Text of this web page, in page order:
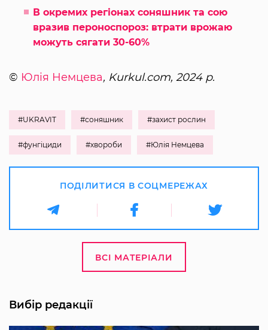
В окремих регіонах соняшник та сою
вразив пероноспороз: втрати врожаю
можуть сягати 30-60%
© Юлія Немцева, Kurkul.com, 2024 р.
#UKRAVIT #соняшник #захист рослин
#фунгіциди #хвороби #Юлія Немцева
ПОДІЛИТИСЯ В СОЦМЕРЕЖАХ
ВСІ МАТЕРІАЛИ
Вибір редакції